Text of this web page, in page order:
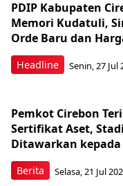
Headline
PDIP Kabupaten
Memori Kudatuli,
Orde Baru dan
Senin, 27 Jul
Berita
Pemkot Cirebon
Sertifikat Aset,
Ditawarkan
Selasa, 21 Jul